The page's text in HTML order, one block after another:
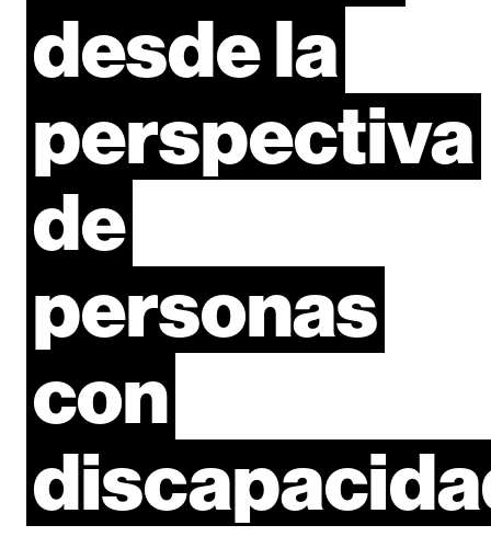
desdela
perspectiva
de
personas
con